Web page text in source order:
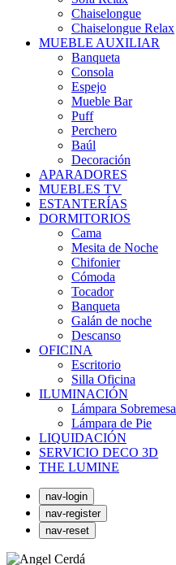
Chaiselongue
Chaiselongue Relax
MUEBLE AUXILIAR
Banqueta
Consola
Espejo
Mueble Bar
Puff
Perchero
Baúl
Decoración
APARADORES
MUEBLES TV
ESTANTERÍAS
DORMITORIOS
Cama
Mesita de Noche
Chifonier
Cómoda
Tocador
Banqueta
Galán de noche
Descanso
OFICINA
Escritorio
Silla Oficina
ILUMINACIÓN
Lámpara Sobremesa
Lámpara de Pie
LIQUIDACIÓN
SERVICIO DECO 3D
THE LUMINE
nav-login
nav-register
nav-reset